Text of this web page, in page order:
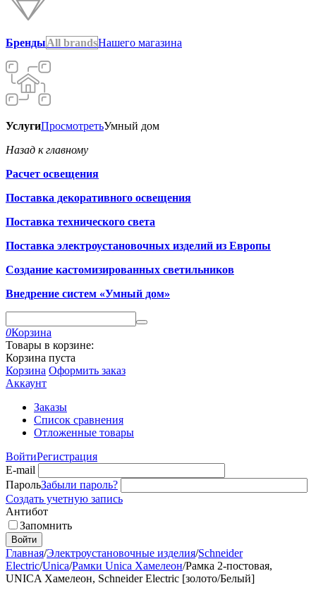
БрендыAll brandsНашего магазина
УслугиПросмотретьУмный дом
Назад к главному
Расчет освещения
Поставка декоративного освещения
Поставка технического света
Поставка электроустановочных изделий из Европы
Создание кастомизированных светильников
Внедрение систем «Умный дом»
0Корзина
Товары в корзине:
Корзина пуста
Корзина Оформить заказ
Аккаунт
Заказы
Список сравнения
Отложенные товары
ВойтиРегистрация
E-mail
ПарольЗабыли пароль?
Создать учетную запись
Антибот
Запомнить
Войти
Главная/Электроустановочные изделия/Schneider
Electric/Unica/Рамки Unica Хамелеон/Рамка 2-постовая,
UNICA Хамелеон, Schneider Electric [золото/Белый]